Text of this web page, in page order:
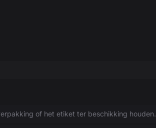
of het etiket ter beschikking houden.